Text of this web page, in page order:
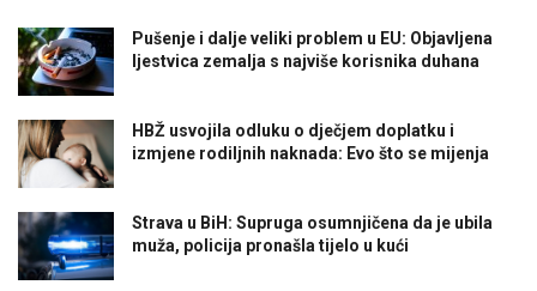
Pušenje i dalje veliki problem u EU: Objavljena
ljestvica zemalja s najviše korisnika duhana
HBŽ usvojila odluku o dječjem doplatku i
izmjene rodiljnih naknada: Evo što se mijenja
Strava u BiH: Supruga osumnjičena da je ubila
muža, policija pronašla tijelo u kući